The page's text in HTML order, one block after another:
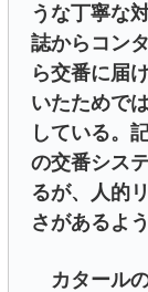
うな丁寧な
誌からコン
ら交番に届
いたためで
している。
の交番シス
るが、人的
さがあるよう
カタール